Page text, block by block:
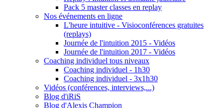
Pack 5 master classes en replay
Nos événements en ligne
L'heure intuitive - Visioconférences gratuites
(replays)
Journée de l'intuition 2015 - Vidéos
Journée de l'intuition 2017 - Vidéos
Coaching individuel tous niveaux
Coaching individuel - 1h30
Coaching individuel - 3x1h30
Vidéos (conférences, interviews,...)
Blog d'iRiS
Blog d'Alexis Champion